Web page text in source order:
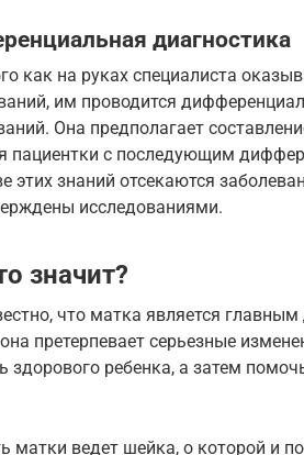
диагностика
как на руках специалиста
им проводится
Она предполагает
пациентки с последующим
этих знаний отсекаются
исследованиями.
значит?
что матка является
претерпевает серьезные
здорового ребенка, а затем
матки ведет шейка, о которой и